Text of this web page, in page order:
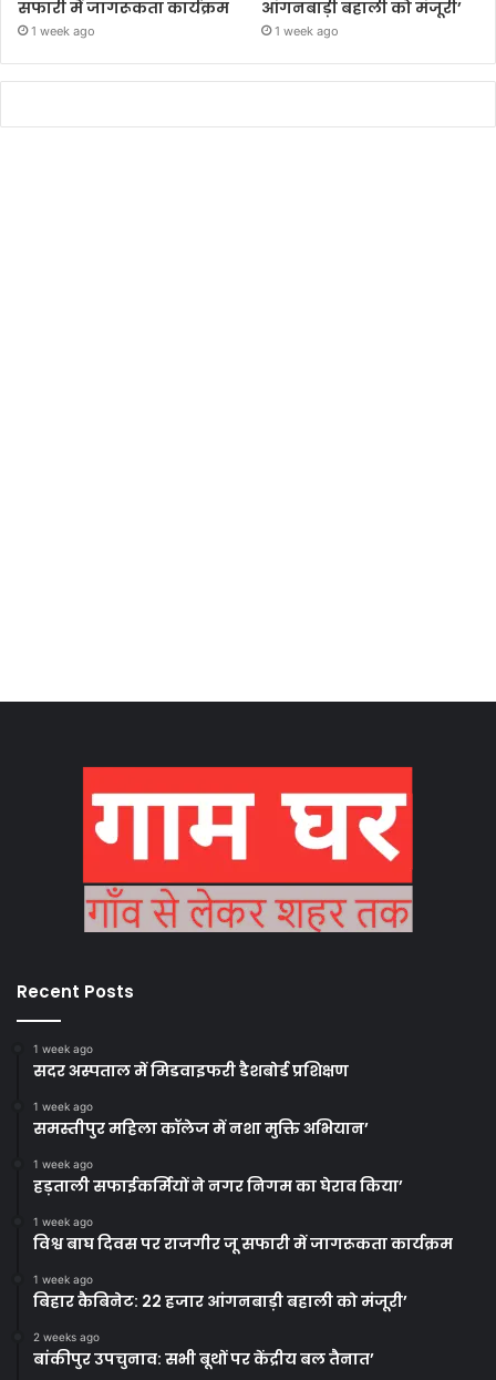
सफारी में जागरूकता कार्यक्रम
1 week ago
आंगनबाड़ी बहाली को मंजूरी’
1 week ago
Recent Posts
1 week ago
सदर अस्पताल में मिडवाइफरी डैशबोर्ड प्रशिक्षण
1 week ago
समस्तीपुर महिला कॉलेज में नशा मुक्ति अभियान’
1 week ago
हड़ताली सफाईकर्मियों ने नगर निगम का घेराव किया’
1 week ago
विश्व बाघ दिवस पर राजगीर जू सफारी में जागरूकता कार्यक्रम
1 week ago
बिहार कैबिनेट: 22 हजार आंगनबाड़ी बहाली को मंजूरी’
2 weeks ago
बांकीपुर उपचुनाव: सभी बूथों पर केंद्रीय बल तैनात’